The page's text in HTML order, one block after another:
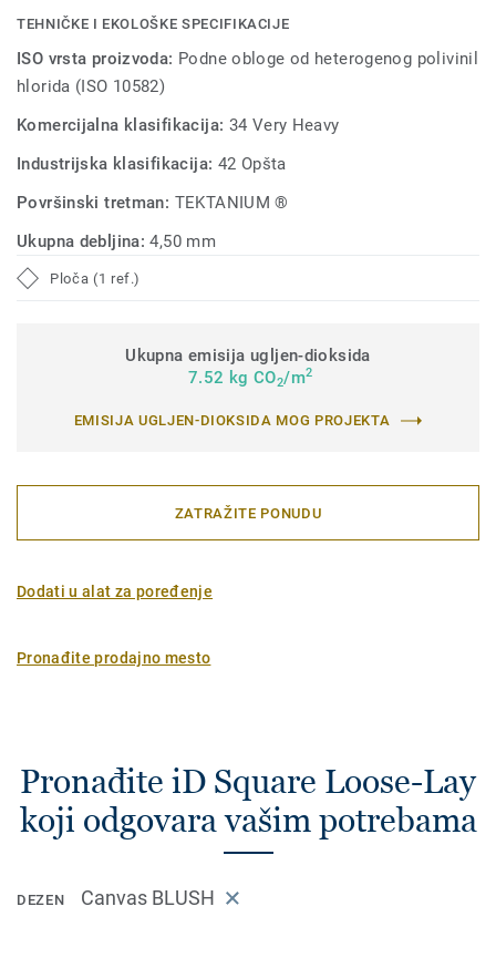
TEHNIČKE I EKOLOŠKE SPECIFIKACIJE
ISO vrsta proizvoda: Podne obloge od heterogenog polivinil
hlorida (ISO 10582)
Komercijalna klasifikacija: 34 Very Heavy
Industrijska klasifikacija: 42 Opšta
Površinski tretman: TEKTANIUM ®
Ukupna debljina:4,50 mm
Ploča (1 ref.)
Ukupna emisija ugljen-dioksida
7.52 kg CO2/m2
EMISIJA UGLJEN-DIOKSIDA MOG PROJEKTA
ZATRAŽITE PONUDU
Dodati u alat za poređenje
Pronađite prodajno mesto
Pronađite iD Square Loose-Lay
koji odgovara vašim potrebama
DEZEN Canvas BLUSH